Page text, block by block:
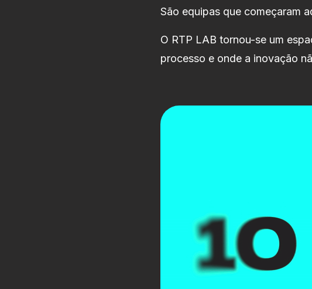
São equipas que começaram
O RTP LAB tornou-se um
processo e onde a inovação